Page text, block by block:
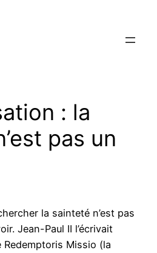
: la
pas un
la sainteté n’est pas
Jean-Paul II l’écrivait
Missio (la